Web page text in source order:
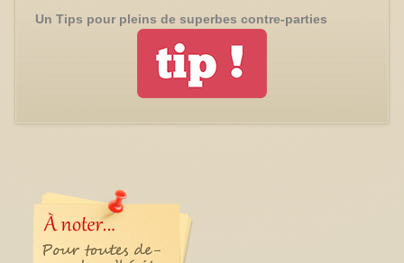
Un Tips pour pleins de superbes contre-parties